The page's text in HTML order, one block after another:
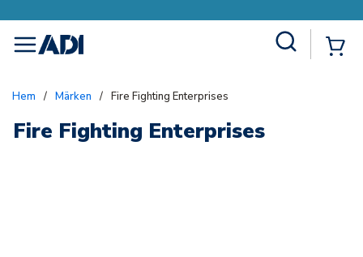
menu
Hem / Märken / Fire Fighting Enterprises
Fire Fighting Enterprises